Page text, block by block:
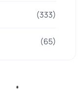
(333)
(65)